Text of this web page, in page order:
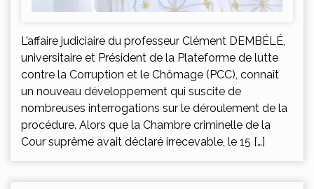
L’affaire judiciaire du professeur Clément DEMBÉLÉ,
universitaire et Président de la Plateforme de lutte
contre la Corruption et le Chômage (PCC), connaît
un nouveau développement qui suscite de
nombreuses interrogations sur le déroulement de la
procédure. Alors que la Chambre criminelle de la
Cour suprême avait déclaré irrecevable, le 15 […]